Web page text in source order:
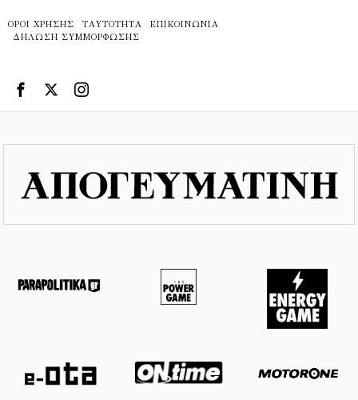
ΌΡΟΙ ΧΡΉΣΗΣ ΤΑΥΤΌΤΗΤΑ
ΕΠΙΚΟΙΝΩΝΊΑ
ΔΉΛΩΣΗ ΣΥΜΜΌΡΦΩΣΗΣ